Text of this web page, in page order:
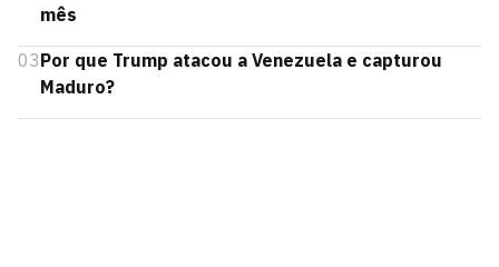
mês
03Por que Trump atacou a Venezuela e capturou
Maduro?